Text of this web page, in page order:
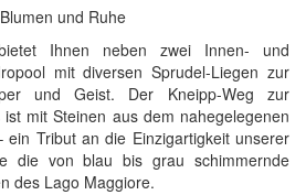
und Ruhe
Ihnen neben zwei Innen- und
mit diversen Sprudel-Liegen zur
und Geist. Der Kneipp-Weg zur
mit Steinen aus dem nahegelegenen
ein Tribut an die Einzigartigkeit unserer
die von blau bis grau schimmernde
des Lago Maggiore.